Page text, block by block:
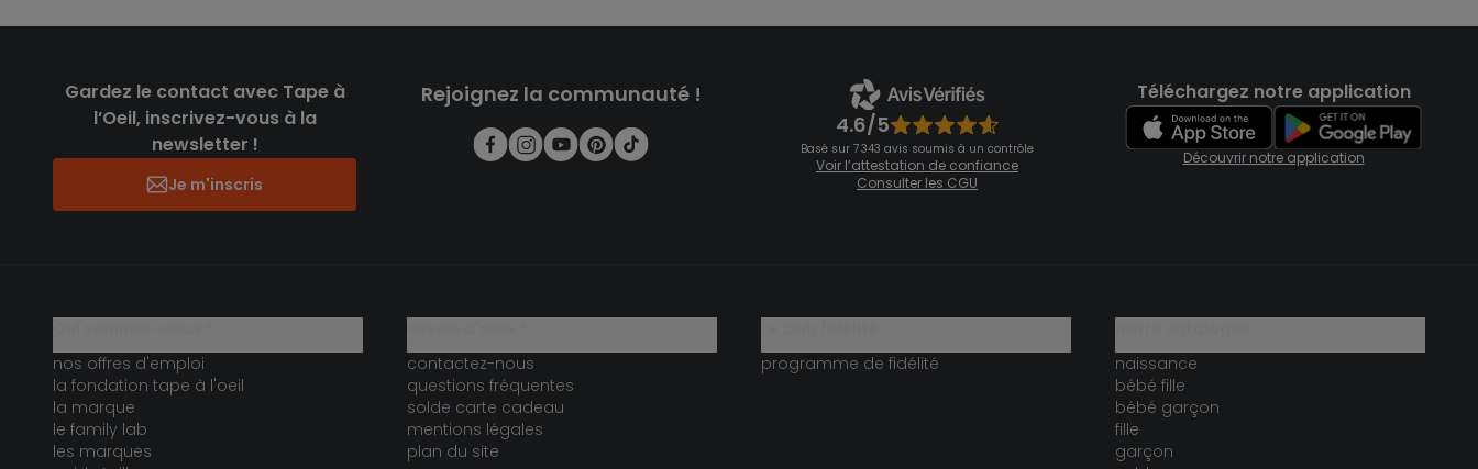
Gardez le contact avec Tape à
l’Oeil, inscrivez-vous à la
newsletter !
Je m'inscris
Rejoignez la communauté !
4.6/5
Basé sur 7 343 avis soumis à un contrôle
Voir l’attestation de confiance
Consulter les CGU
Téléchargez notre application
Découvrir notre application
nos offres d'emploi
la fondation tape à l'oeil
la marque
le family lab
les marques
contactez-nous
questions fréquentes
solde carte cadeau
mentions légales
plan du site
programme de fidélité
naissance
bébé fille
bébé garçon
fille
garçon